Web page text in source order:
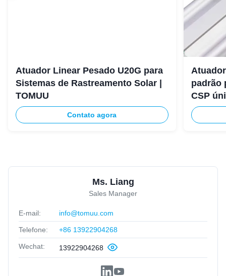
Atuador Linear Pesado U20G para
Sistemas de Rastreamento Solar |
TOMUU
Contato agora
padrão
CSP
Ms. Liang
Sales Manager
E-mail: info@tomuu.com
Telefone: +86 13922904268
Wechat: 13922904268